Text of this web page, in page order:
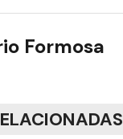
Formosa